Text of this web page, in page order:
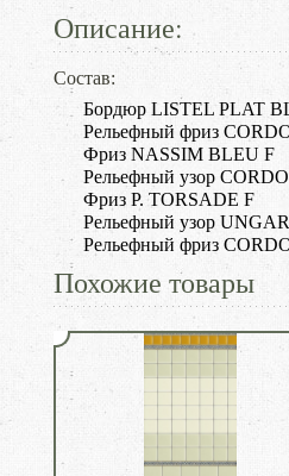
Описание:
Состав:
Бордюр LISTEL PLAT
Рельефный фриз
Фриз NASSIM BLEU F
Рельефный узор
Фриз P. TORSADE F
Рельефный узор
Рельефный фриз
Похожие товары